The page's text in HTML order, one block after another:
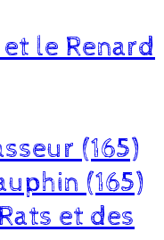
le Renard
(165)
(165)
et des